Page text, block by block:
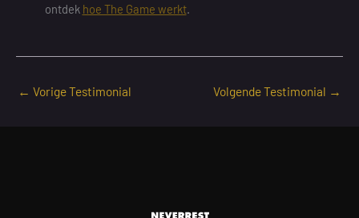
ontdek hoe The Game werkt.
← Vorige Testimonial Volgende Testimonial →